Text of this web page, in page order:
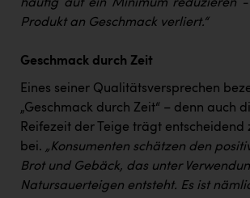
häufig auf ein Minimum reduzieren
Produkt an Geschmack verliert.“
Geschmack durch Zeit
Eines seiner Qualitätsversprechen
„Geschmack durch Zeit“ – denn auch
Reifezeit der Teige trägt entscheidend
bei. „Konsumenten schätzen den
Brot und Gebäck, das unter
Natursauerteigen entsteht. Es ist